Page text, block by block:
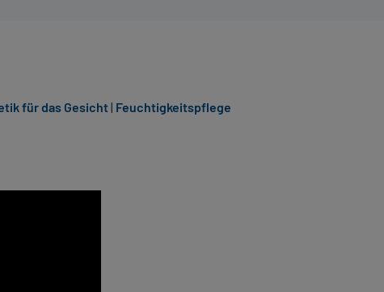
für das Gesicht| Feuchtigkeitspflege